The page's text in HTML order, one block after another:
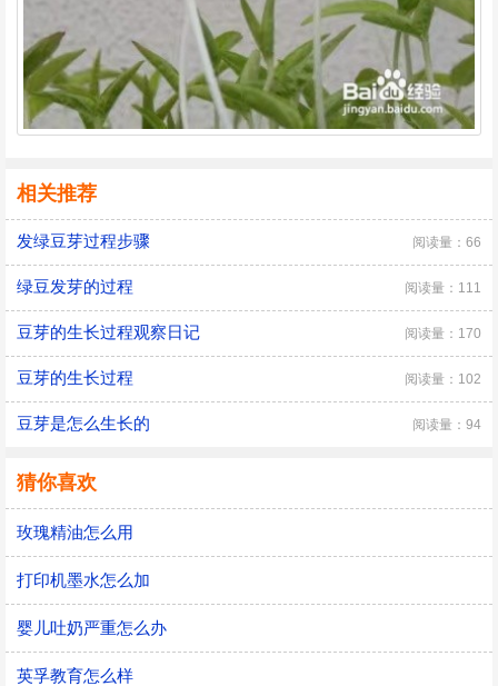
相关推荐
发绿豆芽过程步骤 阅读量：66
绿豆发芽的过程 阅读量：111
豆芽的生长过程观察日记 阅读量：170
豆芽的生长过程 阅读量：102
豆芽是怎么生长的 阅读量：94
猜你喜欢
玫瑰精油怎么用
打印机墨水怎么加
婴儿吐奶严重怎么办
英孚教育怎么样